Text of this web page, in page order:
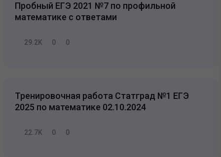
Пробный ЕГЭ 2021 №7 по профильной
математике с ответами
29.2K 0 0
Тренировочная работа Статград №1 ЕГЭ
2025 по математике 02.10.2024
22.7K 0 0